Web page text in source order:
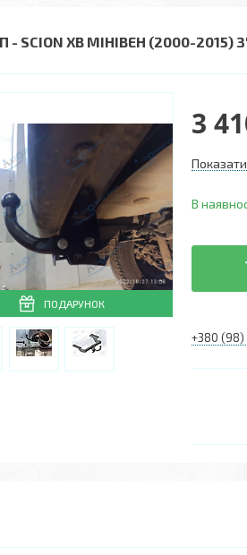
- SCION XB МІНІВЕН (2000-
ПОДАРУНОК
3
Показати
В
+380